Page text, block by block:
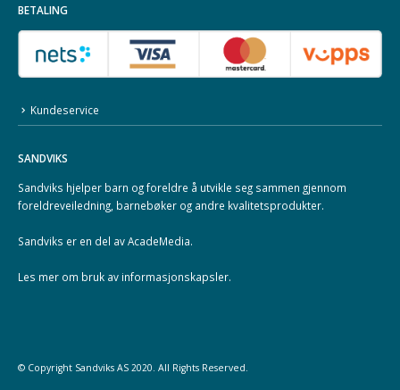
BETALING
Kundeservice
SANDVIKS
Sandviks hjelper barn og foreldre å utvikle seg sammen gjennom
foreldreveiledning, barnebøker og andre kvalitetsprodukter.
Sandviks er en del avAcadeMedia.
Les mer om bruk av informasjonskapsler.
© Copyright Sandviks AS 2020. All Rights Reserved.